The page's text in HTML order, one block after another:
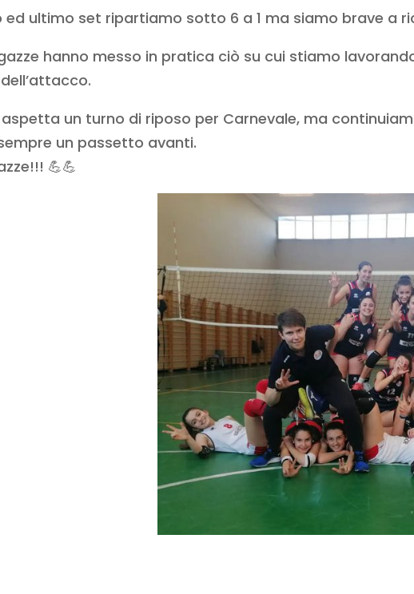
ed ultimo set ripartiamo sotto 6 a 1 ma siamo brave a
hanno messo in pratica ciò su cui stiamo
un turno di riposo per Carnevale, ma
un passetto avanti.
💪💪